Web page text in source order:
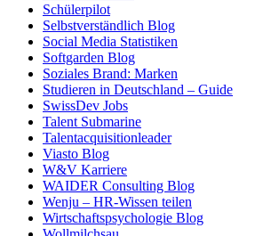
Schülerpilot
Selbstverständlich Blog
Social Media Statistiken
Softgarden Blog
Soziales Brand: Marken
Studieren in Deutschland – Guide
SwissDev Jobs
Talent Submarine
Talentacquisitionleader
Viasto Blog
W&V Karriere
WAIDER Consulting Blog
Wenju – HR-Wissen teilen
Wirtschaftspsychologie Blog